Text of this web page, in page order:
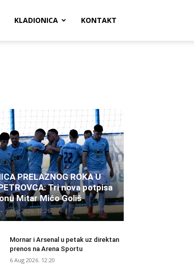
KLADIONICA KONTAKT
PRELAZNOG ROKA U
Tri nova potpisa
Mitar Mićo Goliš
- 6 Aug 2026. 12:26
Mornar i Arsenal u petak uz direktan
prenos na Arena Sportu
6 Aug 2026. 12:20